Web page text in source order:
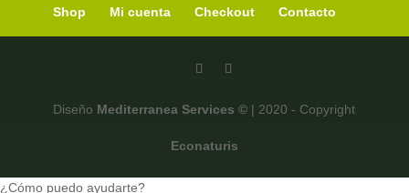
Shop Mi cuenta Checkout Contacto
Diseño Mediterranea Services © | 2020 - Copyright
Econaturis
¿Cómo puedo ayudarte?